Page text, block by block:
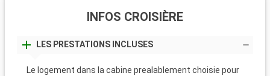
INFOS CROISIÈRE
LES PRESTATIONS INCLUSES
Le logement dans la cabine prealablement choisie pour